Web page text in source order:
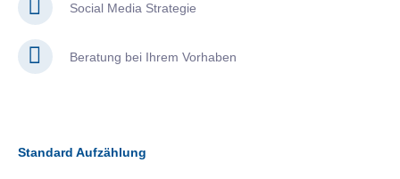
Social Media Strategie
Beratung bei Ihrem Vorhaben
Standard Aufzählung